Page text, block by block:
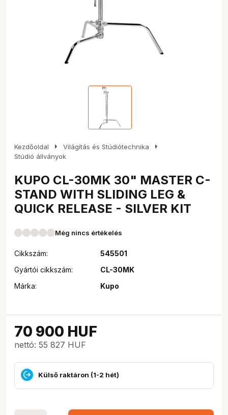
Kezdőoldal arrow_right Világítás és Stúdiótechnika arrow_right
Stúdió állványok
KUPO CL-30MK 30" MASTER C-
STAND WITH SLIDING LEG &
QUICK RELEASE - SILVER KIT
Még nincs értékelés
Cikkszám:
545501
Gyártói cikkszám:
CL-30MK
Márka:
Kupo
70 900 HUF
nettó: 55 827 HUF
Külső raktáron (1-2 hét)